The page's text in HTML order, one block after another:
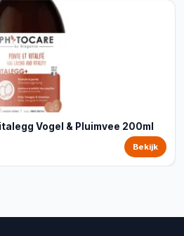
Vogel & Pluimvee 200ml
Bekijk